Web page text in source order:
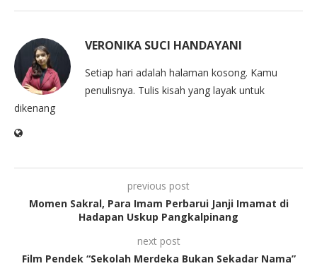
VERONIKA SUCI HANDAYANI
Setiap hari adalah halaman kosong. Kamu
penulisnya. Tulis kisah yang layak untuk
dikenang
previous post
Momen Sakral, Para Imam Perbarui Janji Imamat di
Hadapan Uskup Pangkalpinang
next post
Film Pendek “Sekolah Merdeka Bukan Sekadar Nama”